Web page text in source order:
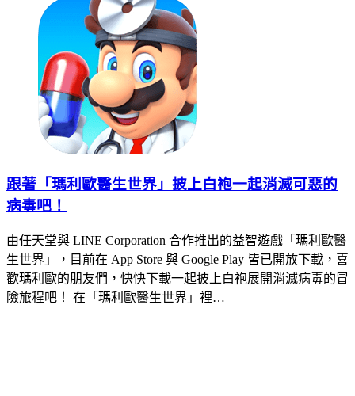
跟著「瑪利歐醫生世界」披上白袍一起消滅可惡的
病毒吧！
由任天堂與 LINE Corporation 合作推出的益智遊戲「瑪利歐醫
生世界」，目前在 App Store 與 Google Play 皆已開放下載，喜
歡瑪利歐的朋友們，快快下載一起披上白袍展開消滅病毒的冒
險旅程吧！ 在「瑪利歐醫生世界」裡…